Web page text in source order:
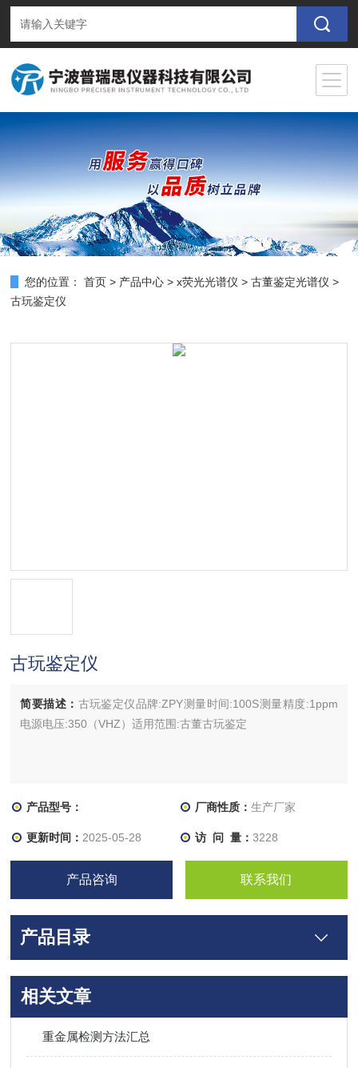
您的位置： 首页 > 产品中心 >x荧光光谱仪 >古董鉴定光谱仪 >
古玩鉴定仪
古玩鉴定仪
简要描述： 古玩鉴定仪品牌:ZPY测量时间:100S测量精度:1ppm
电源电压:350（VHZ）适用范围:古董古玩鉴定
产品型号： 厂商性质： 生产厂家
更新时间： 2025-05-28 访 问 量： 3228
产品咨询 联系我们
产品目录
相关文章
重金属检测方法汇总